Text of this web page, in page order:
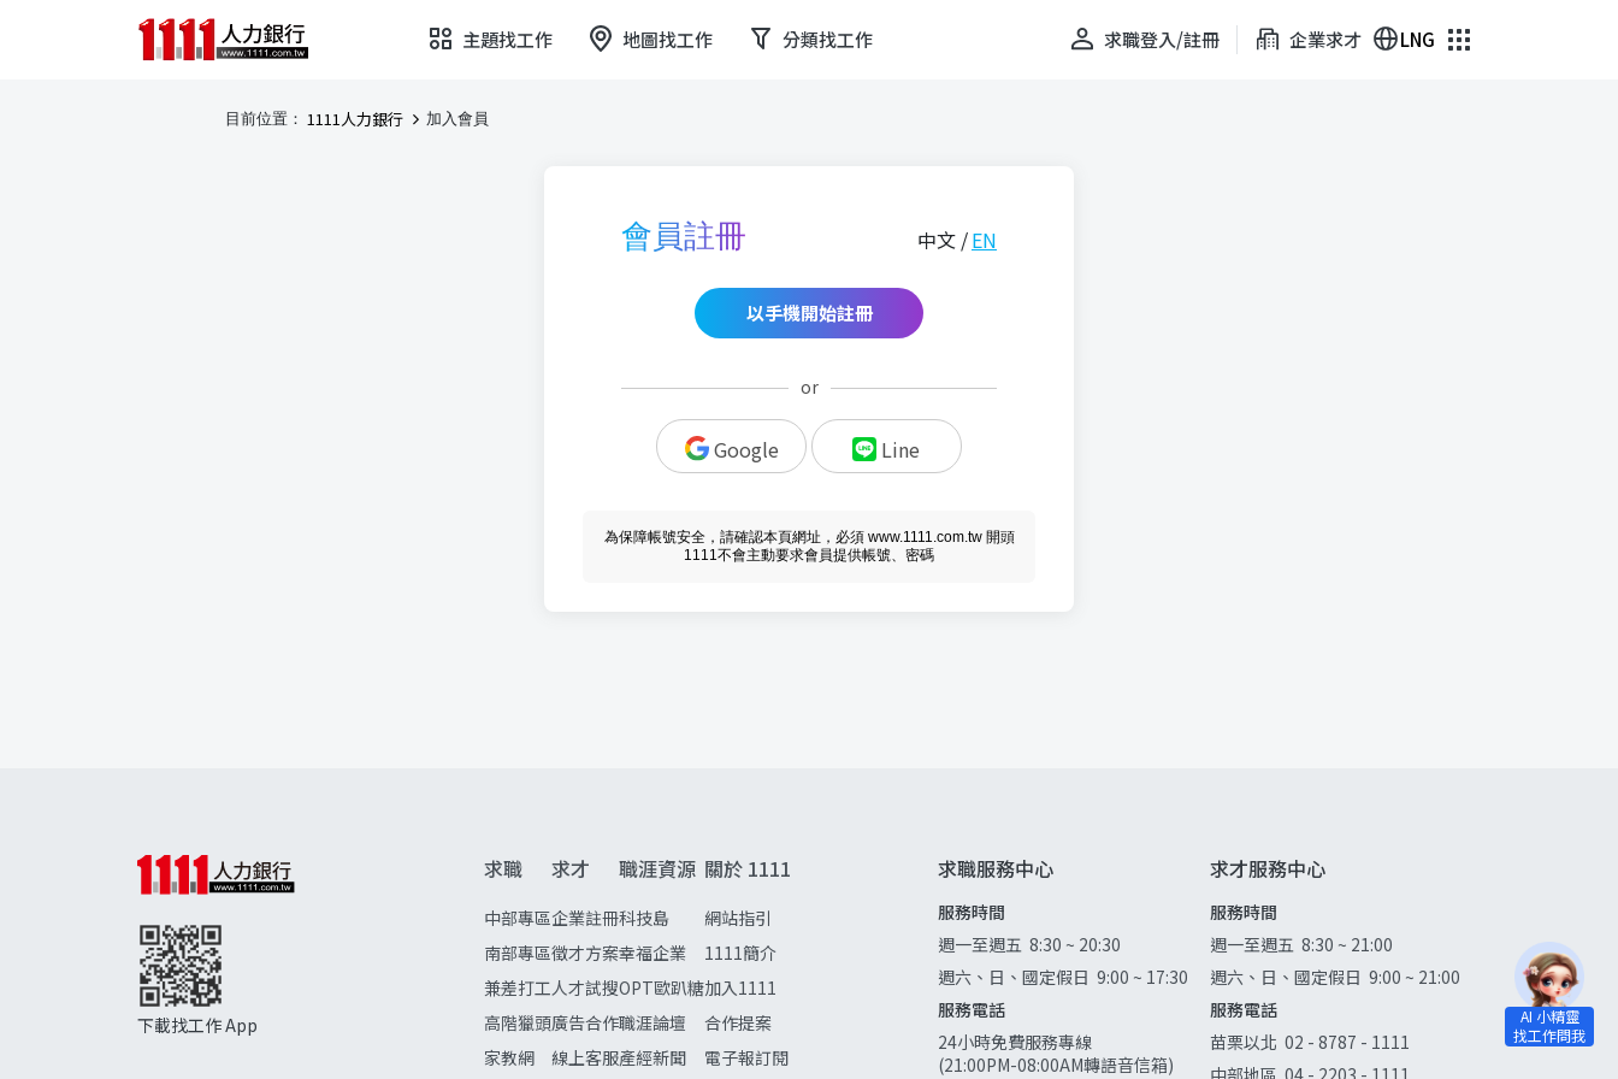
主題找工作 地圖找工作 分類找工作 求職登入/註冊 企業求才 LNG
目前位置： 1111人力銀行 加入會員
會員註冊 中文 /EN
以手機開始註冊
or
Google Line
為保障帳號安全，請確認本頁網址，必須 www.1111.com.tw 開頭
1111不會主動要求會員提供帳號、密碼
下載找工作 App
求職
中部專區
南部專區
兼差打工
高階獵頭
家教網
求才
企業註冊
徵才方案
人才試搜
廣告合作
線上客服
職涯資源
科技島
幸福企業
OPT歐趴糖
職涯論壇
產經新聞
關於 1111
網站指引
1111簡介
加入1111
合作提案
電子報訂閱
求職服務中心
服務時間
週一至週五 8:30 ~ 20:30
週六、日、國定假日 9:00 ~ 17:30
服務電話
24小時免費服務專線
(21:00PM-08:00AM轉語音信箱)
求才服務中心
服務時間
週一至週五 8:30 ~ 21:00
週六、日、國定假日 9:00 ~ 21:00
服務電話
苗栗以北 02 - 8787 - 1111
中部地區 04 - 2203 - 1111